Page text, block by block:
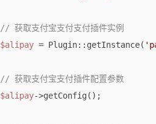
// 获取支付宝支付支付插件实例
$alipay = Plugin::getInstance(
// 获取支付宝支付插件配置参数
$alipay->getConfig();